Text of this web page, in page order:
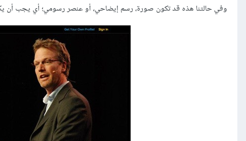
وفي حالتنا هذه قد تكون صورة، رسم إيضاحي، أو عنصر رسومي؛ أي يجب أن